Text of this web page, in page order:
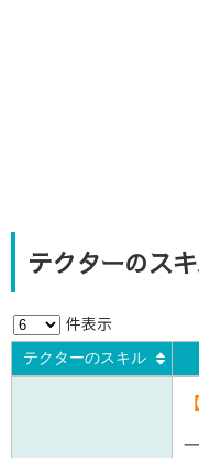
テクターのス
件表示
テクターのスキル